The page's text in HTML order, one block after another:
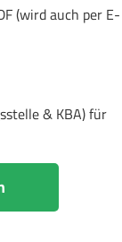
(wird auch per E-
& KBA) für